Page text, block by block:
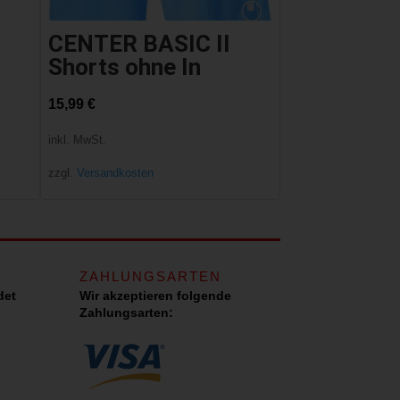
CENTER BASIC II
Shorts ohne In
15,99 €
inkl. MwSt.
zzgl. Versandkosten
ZAHLUNGSARTEN
Wir akzeptieren folgende
Zahlungsarten: